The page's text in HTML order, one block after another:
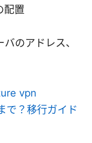
配置
のアドレス、
vpn
？移行ガイド